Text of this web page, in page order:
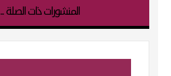
المنشورات ذات الصلة ...